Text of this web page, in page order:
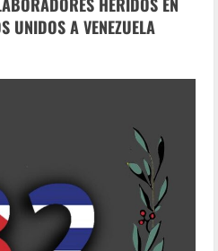
UNIDOS A VENEZUELA